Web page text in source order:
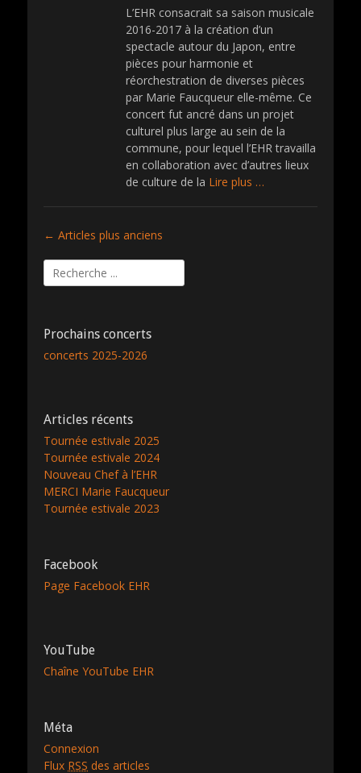
s
t
e
d
o
n
L’EHR consacrait sa saison musicale
2016-2017 à la création d’un
spectacle autour du Japon, entre
pièces pour harmonie et
réorchestration de diverses pièces
par Marie Faucqueur elle-même. Ce
concert fut ancré dans un projet
culturel plus large au sein de la
commune, pour lequel l’EHR travailla
en collaboration avec d’autres lieux
de culture de la Lire plus …
Navigation
articles
← Articles plus anciens
Rechercher :
Prochains concerts
concerts 2025-2026
Articles récents
Tournée estivale 2025
Tournée estivale 2024
Nouveau Chef à l’EHR
MERCI Marie Faucqueur
Tournée estivale 2023
Facebook
Page Facebook EHR
YouTube
Chaîne YouTube EHR
Méta
Connexion
Flux RSS des articles